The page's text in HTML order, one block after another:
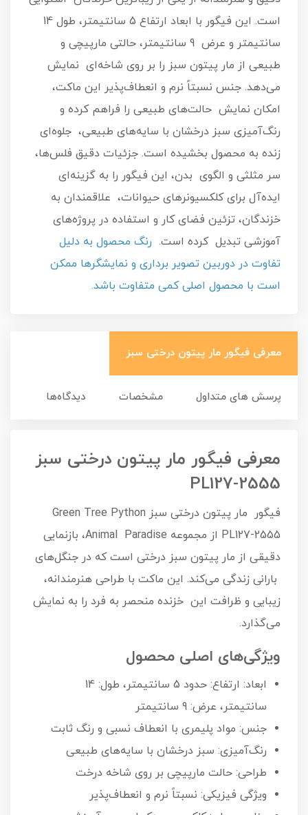
است. این فیگور با ابعاد ارتفاع 5 سانتیمتر، طول 14
سانتیمتر و عرض 9 سانتیمتر، حالتی مارپیچی و
طبیعی از مار پیتون سبز را بر روی شاخه‌ای نمایش
می‌دهد. جنس نسبتاً نرم و انعطاف‌پذیر این ماکت،
امکان نمایش حالت‌های طبیعی را فراهم کرده و
رنگ‌آمیزی سبز درخشان با سایه‌های طبیعی، جلوه‌ای
زنده به محصول بخشیده است. جزئیات دقیق فلس‌ها،
سر مثلثی و الگوی بدن، این فیگور را به گزینه‌ای
ایده‌آل برای کلکسیونرهای حیوانات، علاقمندان به
خزندگان، تزئین فضای کار و استفاده در پروژه‌های
آموزشی تبدیل کرده است. رنگ محصول به دلیل
تفاوت در دوربین تصویر برداری و نمایشگرها ممکن
است با محصول اصلی کمی متفاوت باشد.
معرفی فیگور مار پیتون درختی سبز
پرسش های متداول مشخصات دیدگاه‌ها
معرفی فیگور مار پیتون درختی سبز
PL127-2555
فیگور مار پیتون درختی سبز Green Tree Python
PL127-2555 از مجموعه Animal Paradise، بازنمایی
دقیقی از مار پیتون سبز درختی است که در جنگل‌های
بارانی زندگی می‌کند. این ماکت با طراحی هنرمندانه،
زیبایی و ظرافت این خزنده منحصر به فرد را به نمایش
می‌گذارد.
ویژگی‌های اصلی محصول
ابعاد: ارتفاع: حدود 5 سانتیمتر، طول: 14
سانتیمتر، عرض: 9 سانتیمتر
جنس: مواد پلیمری با انعطاف نسبی و رنگ ثابت
رنگ‌آمیزی: سبز درخشان با سایه‌های طبیعی
طراحی: حالت مارپیچی بر روی شاخه درخت
ویژگی فیزیکی: نسبتاً نرم و انعطاف‌پذیر